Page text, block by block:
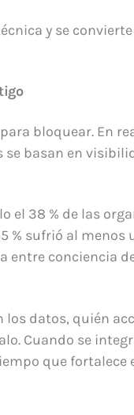
y se
bloquear. En
basan en
el 38 % de las
% sufrió al menos
entre conciencia
datos, quién
Cuando se
que